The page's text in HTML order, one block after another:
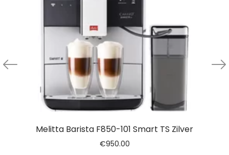
Melitta Barista F850-101 Smart TS Zilver
€950.00